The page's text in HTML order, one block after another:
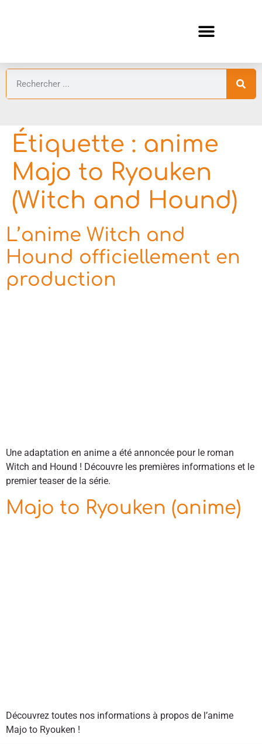
Étiquette : anime
Majo to Ryouken
(Witch and Hound)
L’anime Witch and
Hound officiellement en
production
Une adaptation en anime a été annoncée pour le roman
Witch and Hound ! Découvre les premières informations et le
premier teaser de la série.
Majo to Ryouken (anime)
Découvrez toutes nos informations à propos de l’anime
Majo to Ryouken !